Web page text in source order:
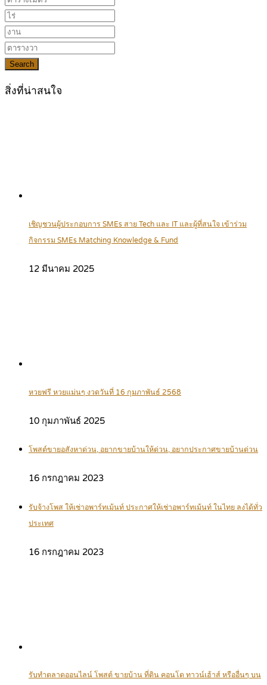
Search
สิ่งที่น่าสนใจ
เชิญชวนผู้ประกอบการ SMEs สาย Tech และ IT และผู้ที่สนใจ เข้าร่วม
กิจกรรม SMEs Matching Knowledge & Fund
12 มีนาคม 2025
หวยฟรี หวยแม่นๆ งวดวันที่ 16 กุมภาพันธ์ 2568
10 กุมภาพันธ์ 2025
โพสต์ขายอสังหาด่วน, อยากขายบ้านให้ด่วน, อยากประกาศขายบ้านด่วน
16 กรกฎาคม 2023
รับจ้างโพส ให้เช่าอพาร์ทเม้นท์ ประกาศให้เช่าอพาร์ทเม้นท์ ในไทย ลงได้ทั่ว
ประเทศ
16 กรกฎาคม 2023
รับทำตลาดออนไลน์ โพสต์ ขายบ้าน ที่ดิน คอนโด ทาวน์เฮ้าส์ หรืออื่นๆ บน